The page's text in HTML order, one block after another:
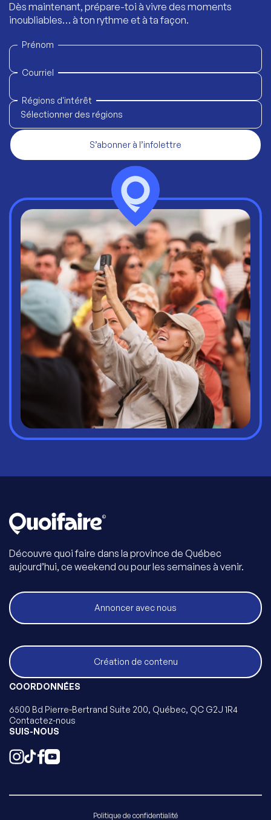
Dès maintenant, prépare-toi à vivre des moments
inoubliables… à ton rythme et à ta façon.
Prénom
Courriel
Régions d'intérêt
Sélectionner des régions
S’abonner à l’infolettre
Découvre quoi faire dans la province de Québec
aujourd’hui, ce weekend ou pour les semaines à venir.
Annoncer avec nous
Création de contenu
COORDONNÉES
6500 Bd Pierre-Bertrand Suite 200, Québec, QC G2J 1R4
Contactez-nous
SUIS-NOUS
Politique de confidentialité